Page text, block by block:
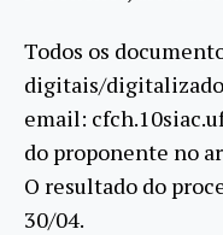
Todos os
digitais/
email:
do proponente no
O resultado do
30/04.